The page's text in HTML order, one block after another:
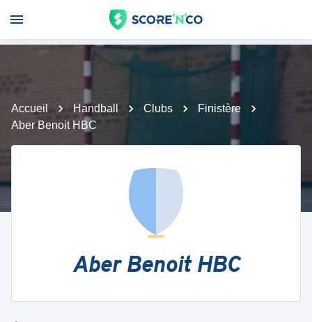
Accueil Handball Clubs
Finistère
Aber Benoit HBC
Aber Benoit HBC